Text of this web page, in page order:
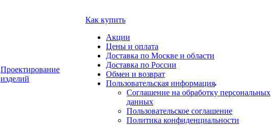
Проектирование
изделий
Как купить
Акции
Цены и оплата
Доставка по Москве и области
Доставка по России
Обмен и возврат
Пользовательская информация
Соглашение на обработку персональных
данных
Пользовательское соглашение
Политика конфиденциальности